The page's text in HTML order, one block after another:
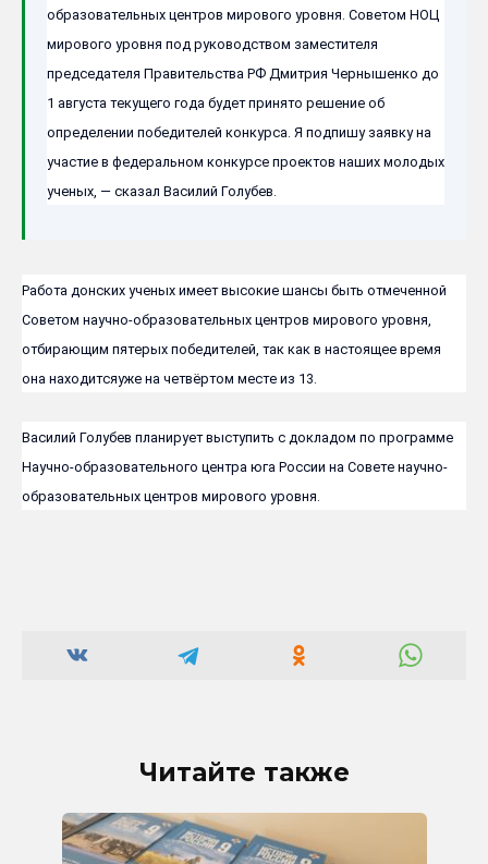
образовательных центров мирового уровня. Советом НОЦ
мирового уровня под руководством заместителя
председателя Правительства РФ Дмитрия Чернышенко до
1 августа текущего года будет принято решение об
определении победителей конкурса. Я подпишу заявку на
участие в федеральном конкурсе проектов наших молодых
ученых, — сказал Василий Голубев.
Работа донских ученых имеет высокие шансы быть отмеченной
Советом научно-образовательных центров мирового уровня,
отбирающим пятерых победителей, так как в настоящее время
она находитсяуже на четвёртом месте из 13.
Василий Голубев планирует выступить с докладом по программе
Научно-образовательного центра юга России на Совете научно-
образовательных центров мирового уровня.
Читайте также